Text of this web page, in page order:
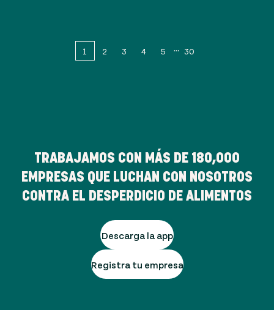
1 2 3 4 5 30
TRABAJAMOS CON MÁS DE 180,000
EMPRESAS QUE LUCHAN CON NOSOTROS
CONTRA EL DESPERDICIO DE ALIMENTOS
Descarga la app
Registra tu empresa